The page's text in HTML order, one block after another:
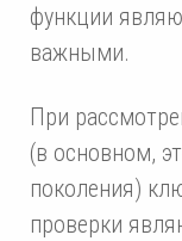
функции
важными.
При
(в основном,
поколения)
проверки